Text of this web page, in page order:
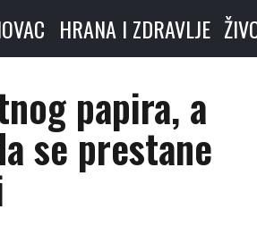
HRANA I ZDRAVLJE
papira, a
se prestane